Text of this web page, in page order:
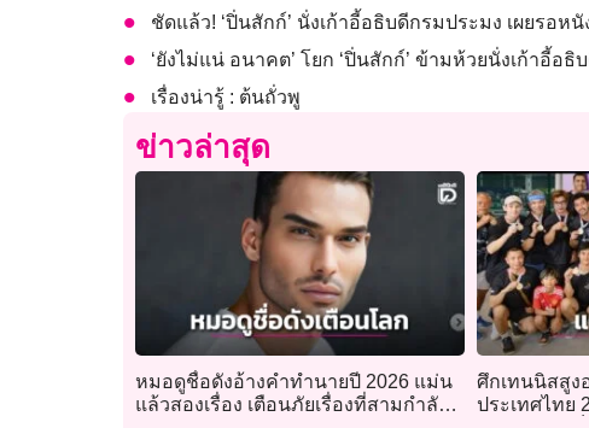
ชัดแล้ว! ‘ปิ่นสักก์’ นั่งเก้าอี้อธิบดีกรมประมง เผยรอห
‘ยังไม่แน่ อนาคต’ โยก ‘ปิ่นสักก์’ ข้ามห้วยนั่งเก้าอี้อธิ
เรื่องน่ารู้ : ต้นถั่วพู
ข่าวล่าสุด
หมอดูชื่อดังอ้างคำทำนายปี 2026 แม่น
แล้วสองเรื่อง เตือนภัยเรื่องที่สามกำลัง
ศึกเทนนิสสูง
ประเทศไทย